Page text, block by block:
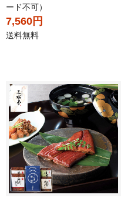
ード不可）
7,560円
送料無料